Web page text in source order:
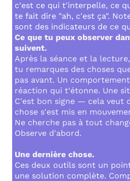
c'est ce qui t'interpelle, ce
te fait dire "ah, c'est ça".
sont des indicateurs de ce
Ce que tu peux observer
suivent.
Après la séance et la
tu remarques des choses
pas avant. Un
réaction qui t'étonne. Une
C'est bon signe — cela veut
chose s'est mis en
Ne cherche pas à tout
Observe d'abord.
Une dernière chose.
Ces deux outils sont un
une solution complète.